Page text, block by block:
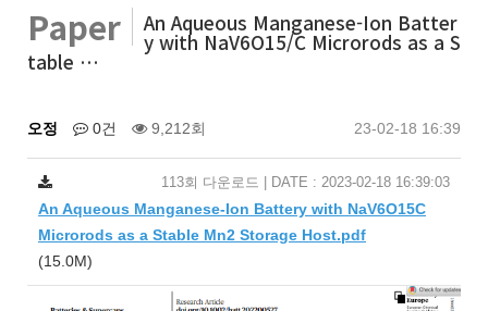
Paper An Aqueous Manganese-Ion Batter
y with NaV6O15/C Microrods as a S
table …
오정 0건 9,212회 23-02-18 16:39
An Aqueous Manganese-Ion Battery with NaV6O15C
Microrods as a Stable Mn2 Storage Host.pdf
(15.0M)
113회 다운로드 | DATE : 2023-02-18 16:39:03